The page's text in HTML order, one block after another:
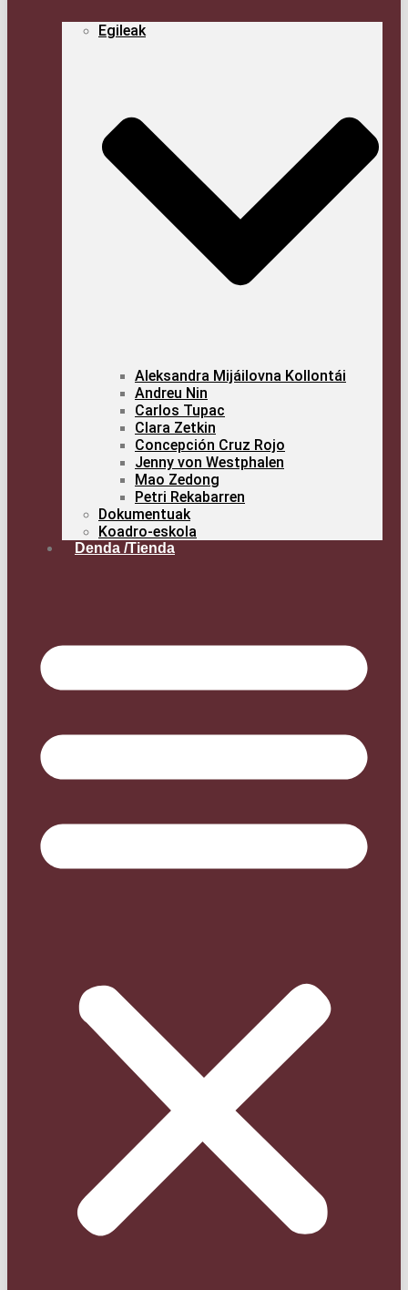
Egi­leak
Alek­san­dra Mijái­lov­na Kollontái
Andreu Nin
Car­los Tupac
Cla­ra Zetkin
Con­cep­ción Cruz Rojo
Jenny von Westphalen
Mao Zedong
Petri Reka­ba­rren
Doku­men­tuak
Koa­dro-esko­la
Den­da /​Tien­da